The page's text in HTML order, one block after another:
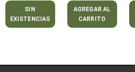
SIN
EXISTENCIAS
AGREGAR AL
CARRITO